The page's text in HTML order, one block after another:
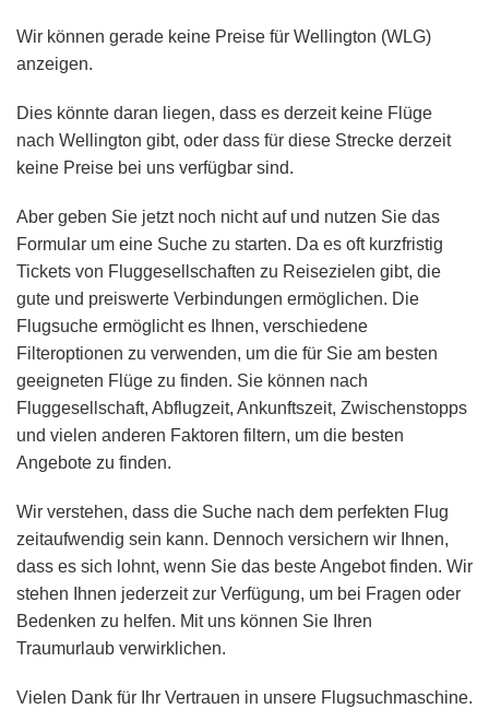
Wir können gerade keine Preise für Wellington (WLG)
anzeigen.
Dies könnte daran liegen, dass es derzeit keine Flüge
nach Wellington gibt, oder dass für diese Strecke derzeit
keine Preise bei uns verfügbar sind.
Aber geben Sie jetzt noch nicht auf und nutzen Sie das
Formular um eine Suche zu starten. Da es oft kurzfristig
Tickets von Fluggesellschaften zu Reisezielen gibt, die
gute und preiswerte Verbindungen ermöglichen. Die
Flugsuche ermöglicht es Ihnen, verschiedene
Filteroptionen zu verwenden, um die für Sie am besten
geeigneten Flüge zu finden. Sie können nach
Fluggesellschaft, Abflugzeit, Ankunftszeit, Zwischenstopps
und vielen anderen Faktoren filtern, um die besten
Angebote zu finden.
Wir verstehen, dass die Suche nach dem perfekten Flug
zeitaufwendig sein kann. Dennoch versichern wir Ihnen,
dass es sich lohnt, wenn Sie das beste Angebot finden. Wir
stehen Ihnen jederzeit zur Verfügung, um bei Fragen oder
Bedenken zu helfen. Mit uns können Sie Ihren
Traumurlaub verwirklichen.
Vielen Dank für Ihr Vertrauen in unsere Flugsuchmaschine.